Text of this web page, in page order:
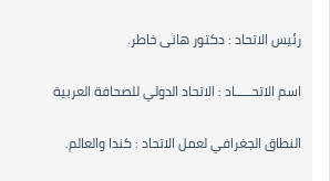
رئيس الاتحاد : دكتور هانى خاطر.
اسم الاتحـــــاد : الاتحاد الدولي للصحافة العربية
النطاق الجغرافي لعمل الاتحاد : كندا والعالم.